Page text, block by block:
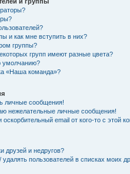
и как мне вступить в них?
группы?
групп имеют разные цвета?
умолчанию?
«Наша команда»?
личные сообщения!
нежелательные личные сообщения!
email от кого-то с этой
друзей и недругов?
удалять пользователей в списках моих